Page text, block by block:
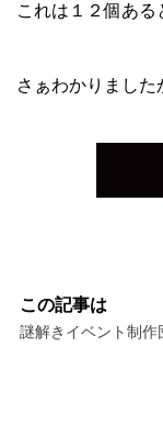
これは１２個ある
さぁわかりました
この記事は
謎解きイベント制作